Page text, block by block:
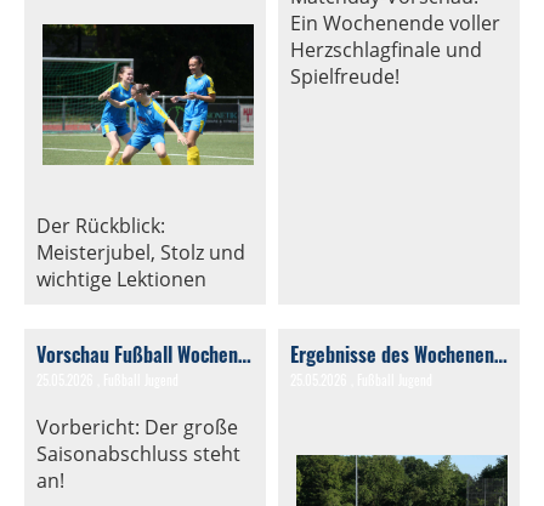
Der Rückblick:
Meisterjubel, Stolz und
wichtige Lektionen
Ein Wochenende voller
Herzschlagfinale und
Spielfreude!
Vorschau Fußball Wochenende.
Vorbericht: Der große
Saisonabschluss steht
an!
Ergebnisse des Wochenendes